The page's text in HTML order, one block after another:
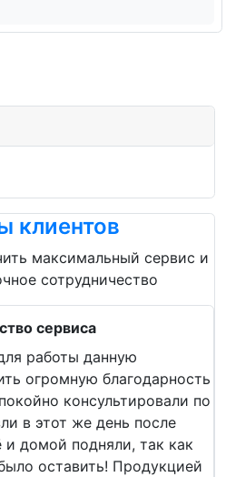
клиентов
максимальный сервис и
сотрудничество
сервиса
работы данную
огромную благодарность
консультировали по
в этот же день после
и домой подняли, так как
оставить! Продукцией